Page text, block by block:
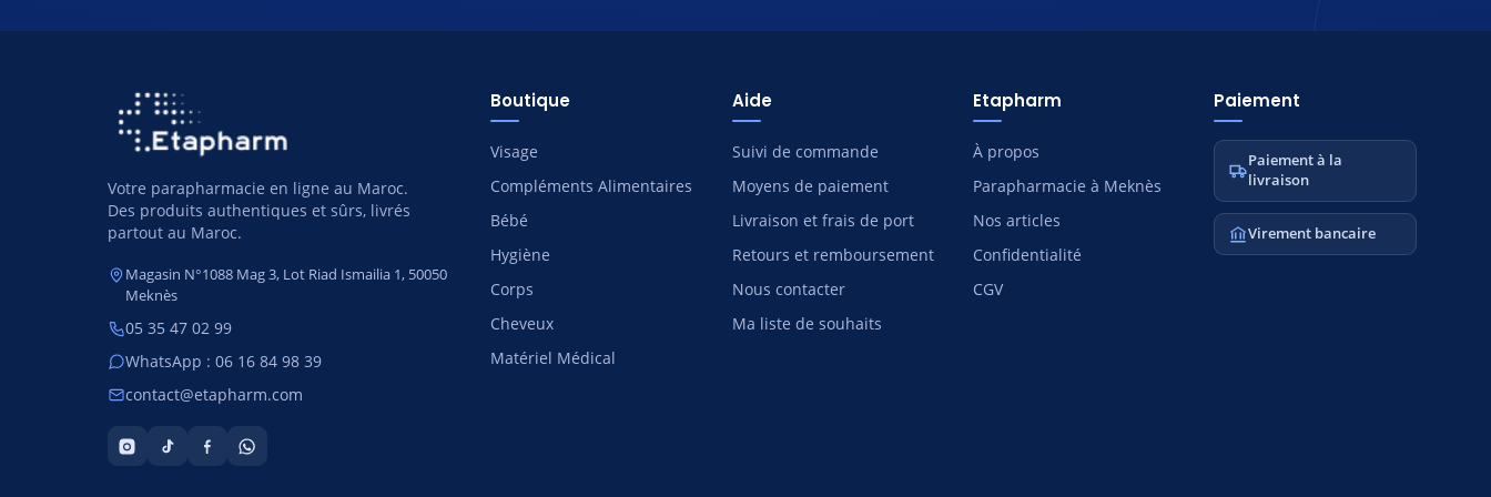
Votre parapharmacie en ligne au Maroc.
Des produits authentiques et sûrs, livrés
partout au Maroc.
Magasin N°1088 Mag 3, Lot Riad Ismailia 1, 50050
Meknès
05 35 47 02 99
WhatsApp : 06 16 84 98 39
contact@etapharm.com
Boutique
Visage
Compléments Alimentaires
Bébé
Hygiène
Corps
Cheveux
Matériel Médical
Aide
Suivi de commande
Moyens de paiement
Livraison et frais de port
Retours et remboursement
Nous contacter
Ma liste de souhaits
Etapharm
À propos
Parapharmacie à Meknès
Nos articles
Confidentialité
CGV
Paiement
Paiement à la
livraison
Virement bancaire